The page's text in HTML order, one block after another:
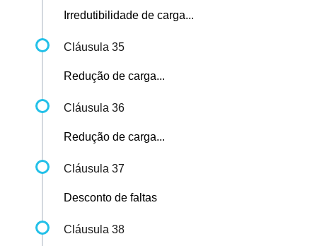
Irredutibilidade de carga...
Cláusula 35
Redução de carga...
Cláusula 36
Redução de carga...
Cláusula 37
Desconto de faltas
Cláusula 38